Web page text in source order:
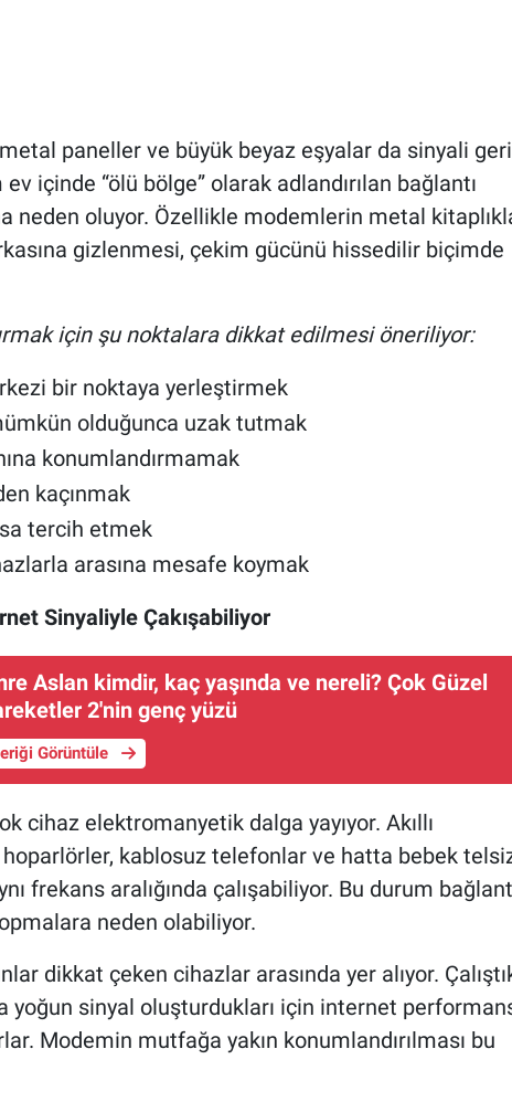
paneller ve büyük beyaz eşyalar da sinyali geri
içinde “ölü bölge” olarak adlandırılan bağlantı
neden oluyor. Özellikle modemlerin metal
gizlenmesi, çekim gücünü hissedilir biçimde
için şu noktalara dikkat edilmesi öneriliyor:
bir noktaya yerleştirmek
olduğunca uzak tutmak
konumlandırmamak
kaçınmak
tercih etmek
arasına mesafe koymak
Sinyaliyle Çakışabiliyor
Aslan kimdir, kaç yaşında ve nereli? Çok Güzel
2'nin genç yüzü
Görüntüle
cihaz elektromanyetik dalga yayıyor. Akıllı
kablosuz telefonlar ve hatta bebek
frekans aralığında çalışabiliyor. Bu durum
neden olabiliyor.
dikkat çeken cihazlar arasında yer alıyor.
yoğun sinyal oluşturdukları için internet
Modemin mutfağa yakın konumlandırılması bu